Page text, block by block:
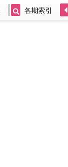
各期索引